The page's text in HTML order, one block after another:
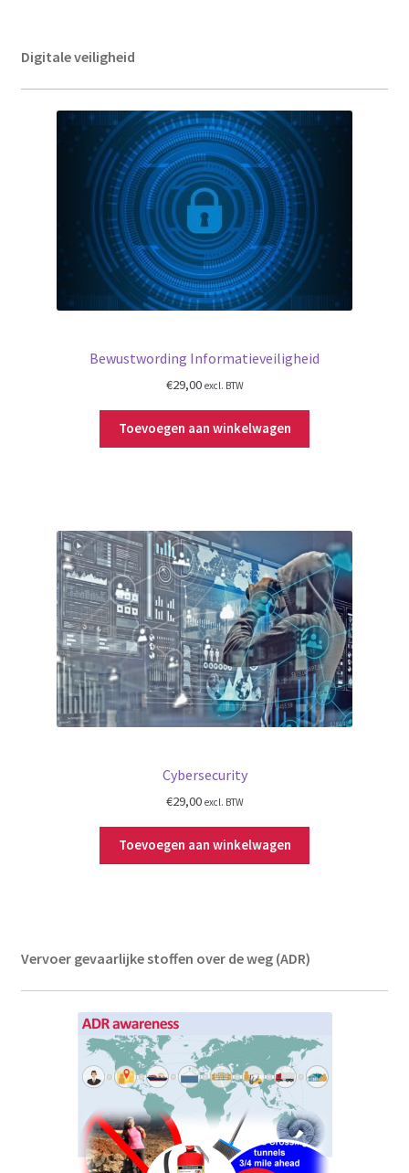
Digitale veiligheid
Bewustwording Informatieveiligheid
€29,00 excl. BTW
Toevoegen aan winkelwagen
Cybersecurity
€29,00 excl. BTW
Toevoegen aan winkelwagen
Vervoer gevaarlijke stoffen over de weg (ADR)